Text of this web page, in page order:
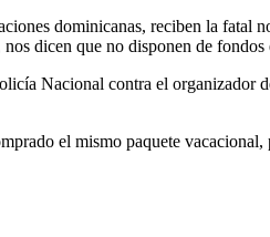
dominicanas, reciben la
dicen que no disponen de
Nacional contra el organizador
el mismo paquete